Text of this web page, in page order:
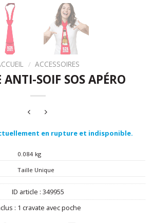
/ ACCESSOIRES
ANTI-SOIF SOS APÉRO
en rupture et indisponible.
0.084 kg
Taille Unique
ID article : 349955
: 1 cravate avec poche